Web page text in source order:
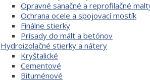
Opravné sanačné a reprofilačné
Ochrana ocele a spojovací mostík
Finálne stierky
Prísady do mált a betónov
Hydroizolačné stierky a nátery
Kryštalické
Cementové
Bituménové